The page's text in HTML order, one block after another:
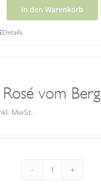
Gelber
Muskateller
Menge
In den Warenkorb
Details
vom Berg
MwSt.